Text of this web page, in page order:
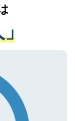
ての厳密な
に付与され
済みです。
ください。
状況や紹介
ドバイスを
転職をされ
が可能です